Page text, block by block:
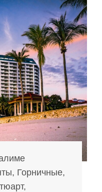
Горничные,